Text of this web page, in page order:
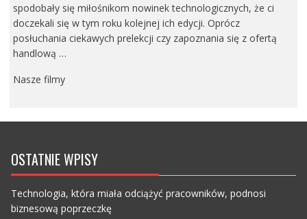
spodobały się miłośnikom nowinek technologicznych, że ci
doczekali się w tym roku kolejnej ich edycji. Oprócz
posłuchania ciekawych prelekcji czy zapoznania się z ofertą
handlową …
Nasze filmy
OSTATNIE WPISY
Technologia, która miała odciążyć pracowników, podnosi
biznesową poprzeczkę